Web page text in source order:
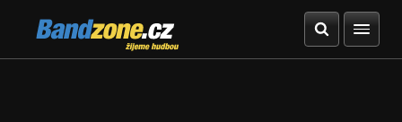
Bandzone.cz
žijeme hudbou